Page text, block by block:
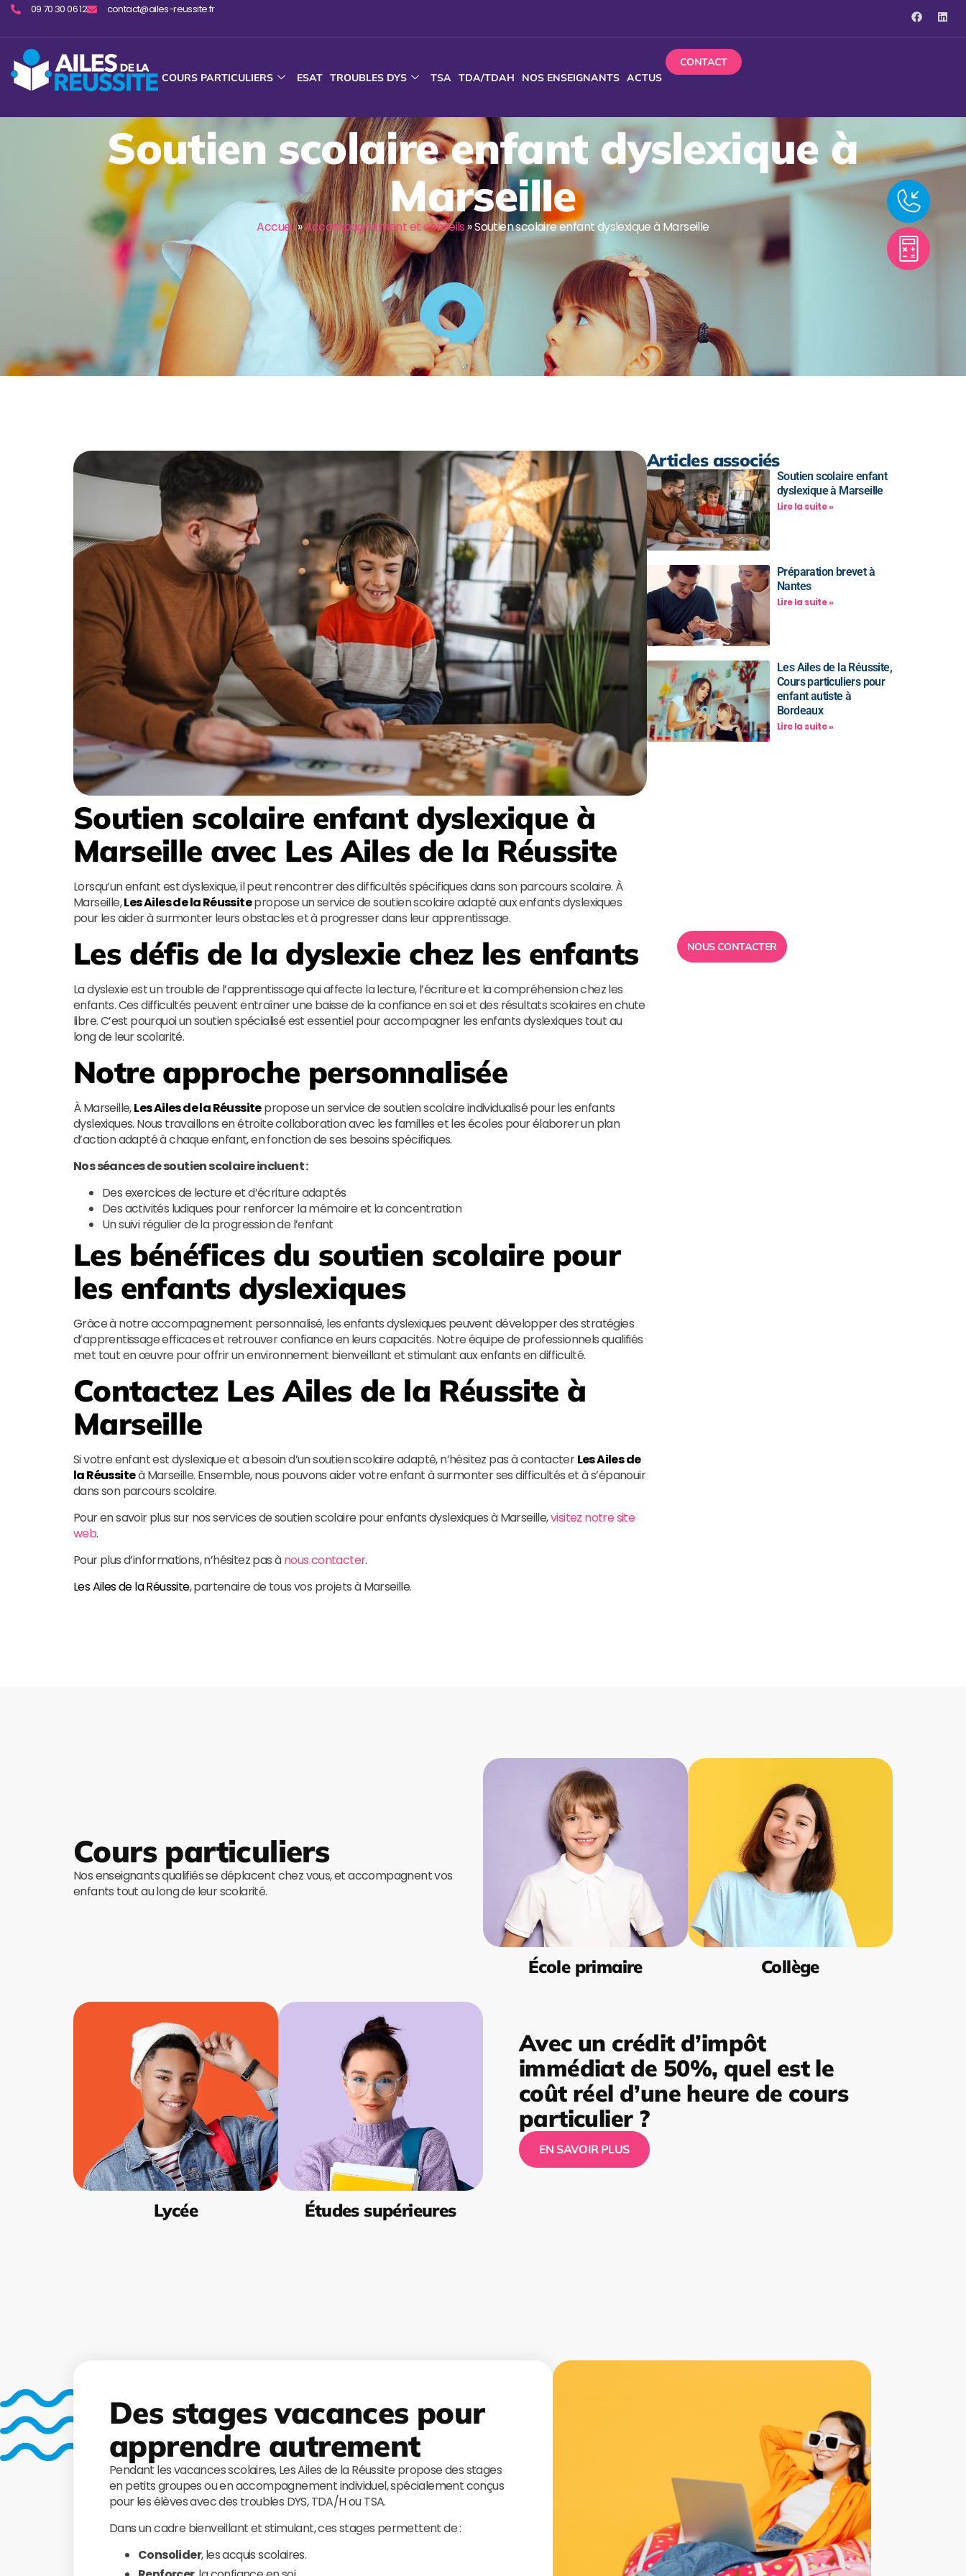
09 70 30 06 12 contact@ailes-reussite.fr
COURS PARTICULIERS ESAT TROUBLES DYS TSA TDA/TDAH NOS ENSEIGNANTS ACTUS
CONTACT
Soutien scolaire enfant dyslexique à
Marseille
Accueil»Accompagnement et conseils»Soutien scolaire enfant dyslexique à Marseille
Soutien scolaire enfant dyslexique à
Marseille avec Les Ailes de la Réussite
Lorsqu’un enfant est dyslexique, il peut rencontrer des difficultés spécifiques dans son parcours scolaire. À
Marseille,Les Ailes de la Réussitepropose un service de soutien scolaire adapté aux enfants dyslexiques
pour les aider à surmonter leurs obstacles et à progresser dans leur apprentissage.
Les défis de la dyslexie chez les enfants
La dyslexie est un trouble de l’apprentissage qui affecte la lecture, l’écriture et la compréhension chez les
enfants. Ces difficultés peuvent entraîner une baisse de la confiance en soi et des résultats scolaires en chute
libre. C’est pourquoi un soutien spécialisé est essentiel pour accompagner les enfants dyslexiques tout au
long de leur scolarité.
Notre approche personnalisée
À Marseille,Les Ailes de la Réussitepropose un service de soutien scolaire individualisé pour les enfants
dyslexiques. Nous travaillons en étroite collaboration avec les familles et les écoles pour élaborer un plan
d’action adapté à chaque enfant, en fonction de ses besoins spécifiques.
Nos séances de soutien scolaire incluent :
Des exercices de lecture et d’écriture adaptés
Des activités ludiques pour renforcer la mémoire et la concentration
Un suivi régulier de la progression de l’enfant
Les bénéfices du soutien scolaire pour
les enfants dyslexiques
Grâce à notre accompagnement personnalisé, les enfants dyslexiques peuvent développer des stratégies
d’apprentissage efficaces et retrouver confiance en leurs capacités. Notre équipe de professionnels qualifiés
met tout en œuvre pour offrir un environnement bienveillant et stimulant aux enfants en difficulté.
Contactez Les Ailes de la Réussite à
Marseille
Si votre enfant est dyslexique et a besoin d’un soutien scolaire adapté, n’hésitez pas à contacterLes Ailes de
la Réussiteà Marseille. Ensemble, nous pouvons aider votre enfant à surmonter ses difficultés et à s’épanouir
dans son parcours scolaire.
Pour en savoir plus sur nos services de soutien scolaire pour enfants dyslexiques à Marseille,visitez notre site
web.
Pour plus d’informations, n’hésitez pas ànous contacter.
Les Ailes de la Réussite, partenaire de tous vos projets à Marseille.
Articles associés
Soutien scolaire enfant
dyslexique à Marseille
Lire la suite »
Préparation brevet à
Nantes
Lire la suite »
Les Ailes de la Réussite,
Cours particuliers pour
enfant autiste à
Bordeaux
Lire la suite »
NOUS CONTACTER
Cours particuliers
Nos enseignants qualifiés se déplacent chez vous, et accompagnent vos
enfants tout au long de leur scolarité.
École primaire Collège
Lycée Études supérieures
Avec un crédit d’impôt
immédiat de 50%, quel est le
coût réel d’une heure de cours
particulier ?
EN SAVOIR PLUS
Des stages vacances pour
apprendre autrement
Pendant les vacances scolaires, Les Ailes de la Réussite propose des stages
en petits groupes ou en accompagnement individuel, spécialement conçus
pour les élèves avec des troubles DYS, TDA/H ou TSA.
Dans un cadre bienveillant et stimulant, ces stages permettent de :
Consolider, les acquis scolaires.